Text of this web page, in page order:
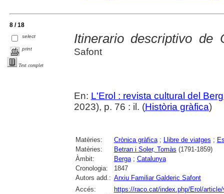
8 / 18
select
print
Text complet
Itinerario descriptivo de
Safont
En: L'Erol : revista cultural del
2023), p. 76 : il. (Història gràfica)
Matèries: Crònica gràfica; Llibre de viatges ;
Matèries:
Betran i Soler, Tomàs (1791-1859)
Àmbit:
Berga; Catalunya
Cronologia:
1847
Autors add.: Arxiu Familiar Galderic Safont
Accés:
https://raco.cat/index.php/Erol/